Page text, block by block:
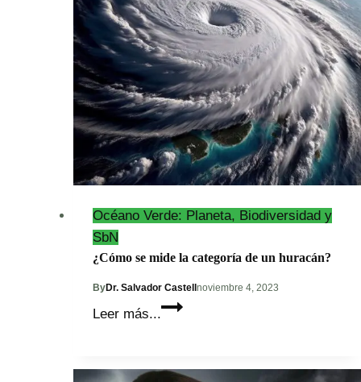
la
falta
de
inversión
y
abandono
de
combustibles
fósiles:
COP28.
Océano Verde: Planeta, Biodiversidad y
SbN
¿Cómo se mide la categoría de un huracán?
ByDr. Salvador Castell noviembre 4, 2023
Leer más...
¿Cómo
la